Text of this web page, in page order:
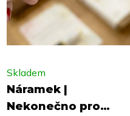
Náramek |
Nekonečno pro
Skladem